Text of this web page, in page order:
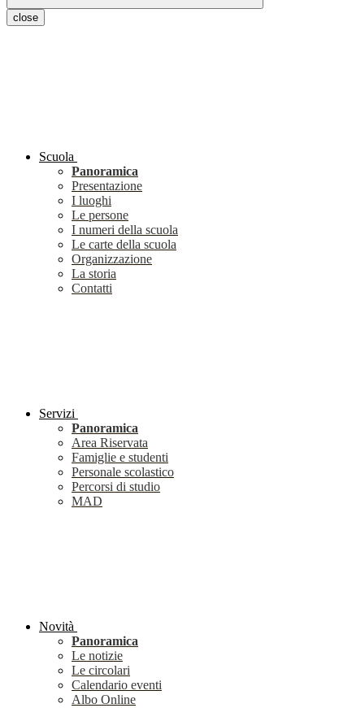
close
Scuola
Panoramica
Presentazione
I luoghi
Le persone
I numeri della scuola
Le carte della scuola
Organizzazione
La storia
Contatti
Servizi
Panoramica
Area Riservata
Famiglie e studenti
Personale scolastico
Percorsi di studio
MAD
Novità
Panoramica
Le notizie
Le circolari
Calendario eventi
Albo Online